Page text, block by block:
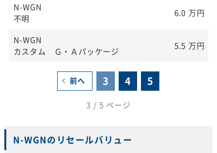
N-WGN
不明
6.0 万円
N-WGN
カスタム Ｇ・Ａパッケージ
5.5 万円
前へ 3 4 5
3 / 5 ページ
N-WGNのリセールバリュー